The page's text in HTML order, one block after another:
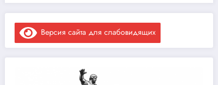
Версия сайта для слабовидящих